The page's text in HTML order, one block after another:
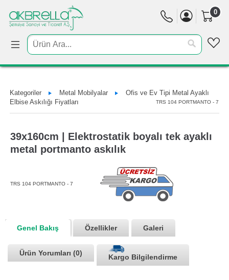
0
Kategoriler Metal Mobilyalar
Ofis ve Ev Tipi Metal Ayaklı
Elbise Askılığı Fiyatları
TRS 104 PORTMANTO - 7
39x160cm | Elektrostatik boyalı tek ayaklı
metal portmanto askılık
TRS 104 PORTMANTO - 7
Genel Bakış Özellikler Galeri
Ürün Yorumları (0)
Kargo Bilgilendirme